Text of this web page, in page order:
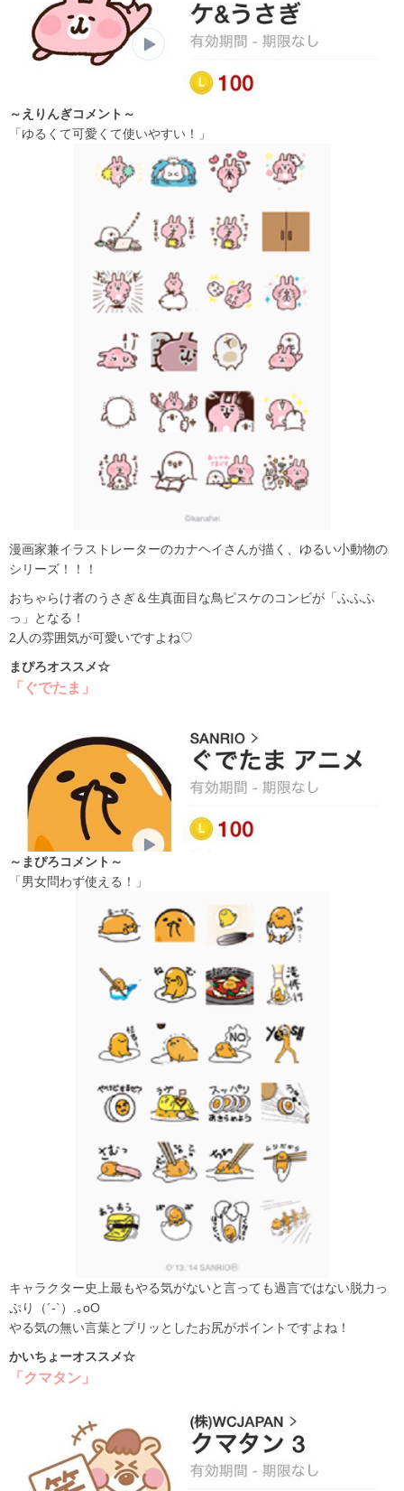
～えりんぎコメント～
「ゆるくて可愛くて使いやすい！」
漫画家兼イラストレーターのカナヘイさんが描く、ゆるい小動物の
シリーズ！！！
おちゃらけ者のうさぎ＆生真面目な鳥ピスケのコンビが「ふふふ
っ」となる！
2人の雰囲気が可愛いですよね♡
まぴろオススメ☆
「ぐでたま」
～まぴろコメント～
「男女問わず使える！」
キャラクター史上最もやる気がないと言っても過言ではない脱力っ
ぷり（´-`）.｡oO
やる気の無い言葉とプリッとしたお尻がポイントですよね！
かいちょーオススメ☆
「クマタン」